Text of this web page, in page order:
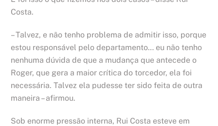
Costa.
– Talvez, e não tenho problema de admitir isso, porque
estou responsável pelo departamento… eu não tenho
nenhuma dúvida de que a mudança que antecede o
Roger, que gera a maior crítica do torcedor, ela foi
necessária. Talvez ela pudesse ter sido feita de outra
maneira – afirmou.
Sob enorme pressão interna, Rui Costa esteve em